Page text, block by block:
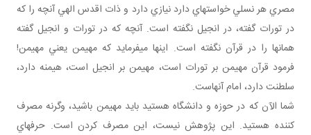
مصري هر نسلي خواسته اي دارد نيازي دارد و ذات اقدس الهي آنچه را که
در تورات گفته، در انجيل نگفته است. آنچه که در تورات و انجيل گفته
همان ها را در قرآن نگفته است. اينها مي فرمايد که مهيمن يعني مهيمن!
فرمود قرآن مهيمن بر تورات است، مهيمن بر انجيل است، هيمنه دارد،
سلطنت دارد، امام آنهاست.
شما الآن که در حوزه و دانشگاه هستيد بايد مهيمن باشيد، وگرنه مصرف
کننده هستيد. اين پژوهش نيست، اين مصرف کردن است. حرف هاي